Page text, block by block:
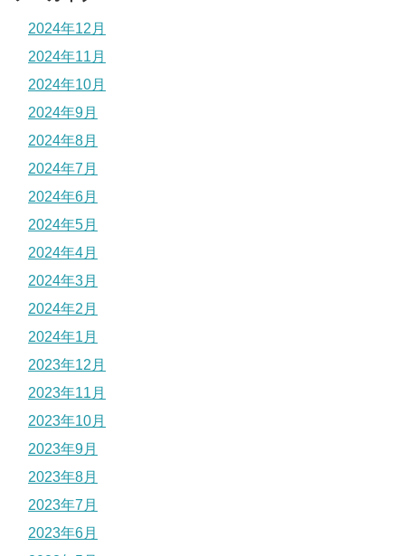
2024年12月
2024年11月
2024年10月
2024年9月
2024年8月
2024年7月
2024年6月
2024年5月
2024年4月
2024年3月
2024年2月
2024年1月
2023年12月
2023年11月
2023年10月
2023年9月
2023年8月
2023年7月
2023年6月